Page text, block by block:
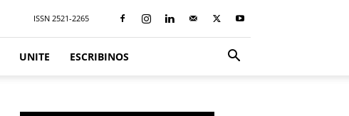
ISSN 2521-2265
UNITE ESCRIBINOS